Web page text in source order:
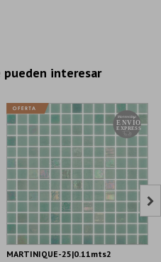
interesar
MARTINIQUE-25|0.11mts2
